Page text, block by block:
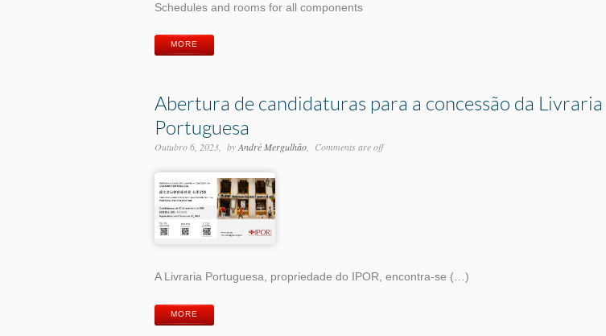
Schedules and rooms for all components
MORE
Abertura de candidaturas para a concessão da Livraria
Portuguesa
Outubro 6, 2023 byAndré Mergulhão Comments are off
A Livraria Portuguesa, propriedade do IPOR, encontra-se (…)
MORE